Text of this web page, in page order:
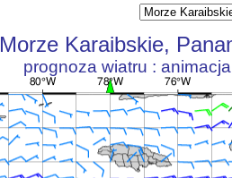
Morze Karaibskie,
prognoza wiatru : animacja